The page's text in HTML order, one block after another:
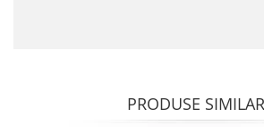
PRODUSE